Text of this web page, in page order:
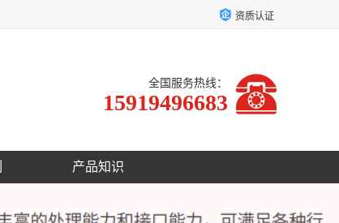
资质认证
全国服务热线：
15919496683
产品知识